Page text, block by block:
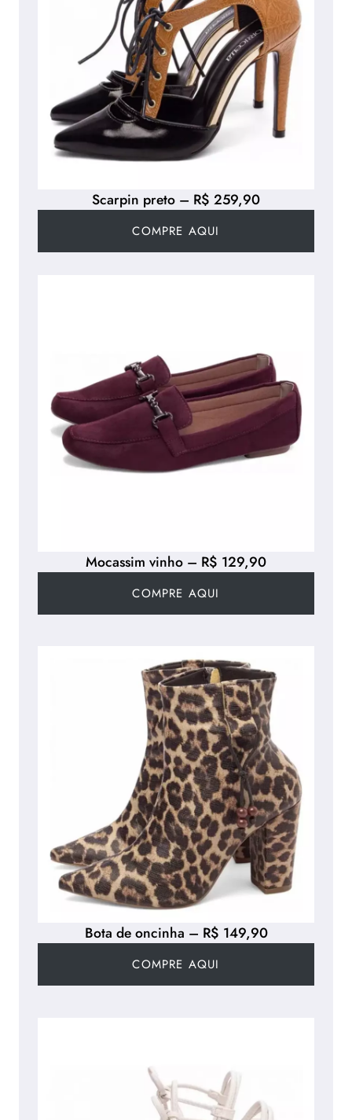
Scarpin preto – R$ 259,90
COMPRE AQUI
Mocassim vinho – R$ 129,90
COMPRE AQUI
Bota de oncinha – R$ 149,90
COMPRE AQUI